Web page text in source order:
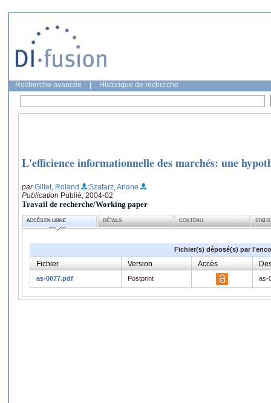
Recherche avancée Historique de recherche
L'efficience informationnelle des marchés: une
parGillet, Roland
;Szafarz, Ariane
Publication Publié, 2004-02
Travail de recherche/Working paper
ACCÈS EN LIGNE DÉTAILS CONTENU
Fichier(s) déposé(s) par
Fichier Version Accès
as-0077.pdf Postprint as-